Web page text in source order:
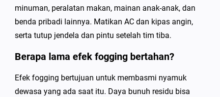
minuman, peralatan makan, mainan anak-anak, dan
benda pribadi lainnya. Matikan AC dan kipas angin,
serta tutup jendela dan pintu setelah tim tiba.
Berapa lama efek fogging bertahan?
Efek fogging bertujuan untuk membasmi nyamuk
dewasa yang ada saat itu. Daya bunuh residu bisa